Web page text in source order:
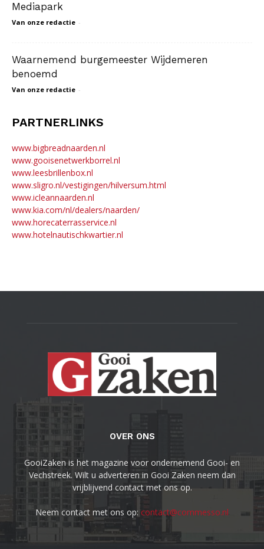
Mediapark
Van onze redactie -
Waarnemend burgemeester Wijdemeren
benoemd
Van onze redactie -
PARTNERLINKS
www.bigbreadnaarden.nl
www.gooisenetwerkborrel.nl
www.leesbrillenbox.nl
www.sligro.nl/vestigingen/hilversum.html
www.icleannaarden.nl
www.kia.com/nl/dealers/naarden/
www.horecaterrasservice.nl
www.hotelnautischkwartier.nl
OVER ONS
GooiZaken is het magazine voor ondernemend Gooi- en
Vechstreek. Wilt u adverteren in Gooi Zaken neem dan
vrijblijvend contact met ons op.
Neem contact met ons op: contact@commesso.nl